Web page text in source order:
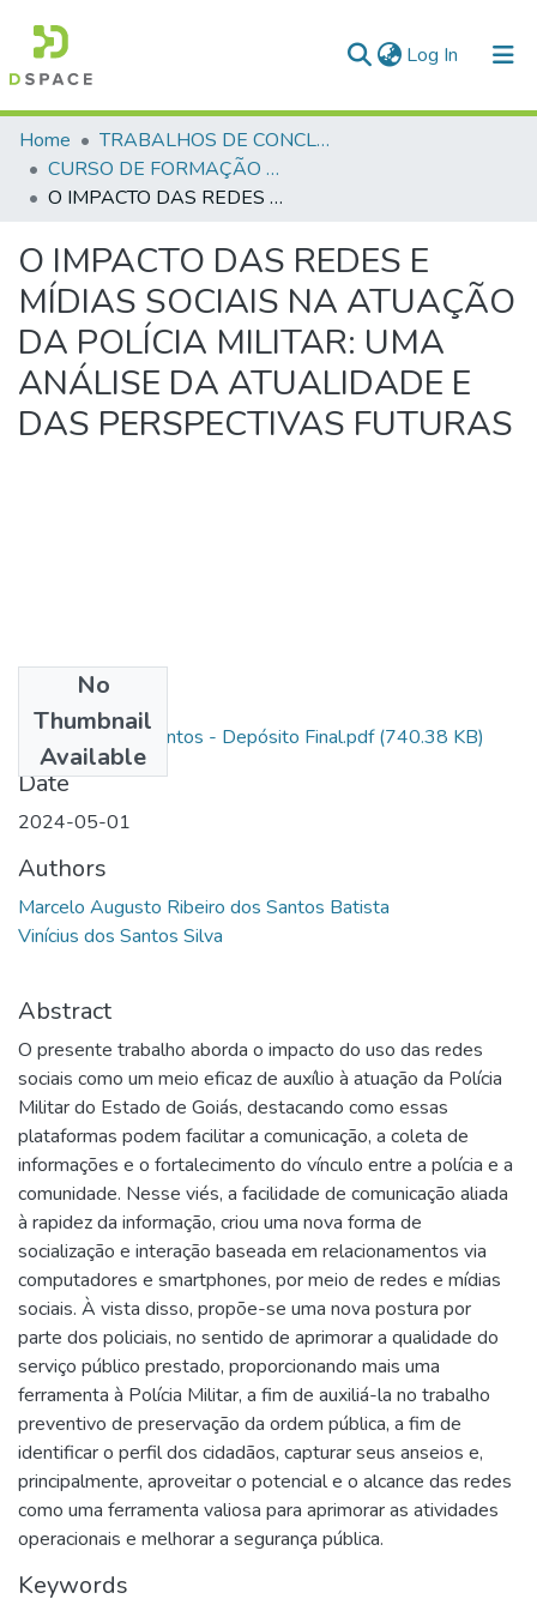
Log In (current)
Communities & Collections
All of DSpace
Home
TRABALHOS DE CONCLUSÃO DE CURSO - CFP (CURSO DE FORMAÇÃO DE PRAÇAS)
CURSO DE FORMAÇÃO DE PRAÇAS - CFP - 2024
O IMPACTO DAS REDES E MÍDIAS SOCIAIS NA ATUAÇÃO DA POLÍCIA MILITAR: UMA ANÁLISE DA ATUALIDADE E DAS PERSPECTIVAS FUTURAS
O IMPACTO DAS REDES E
MÍDIAS SOCIAIS NA ATUAÇÃO
DA POLÍCIA MILITAR: UMA
ANÁLISE DA ATUALIDADE E
DAS PERSPECTIVAS FUTURAS
No
Thumbnail
Available
Al SD Marcelo Santos - Depósito Final.pdf(740.38 KB)
Date
2024-05-01
Authors
Marcelo Augusto Ribeiro dos Santos Batista
Vinícius dos Santos Silva
Abstract
O presente trabalho aborda o impacto do uso das redes
sociais como um meio eficaz de auxílio à atuação da Polícia
Militar do Estado de Goiás, destacando como essas
plataformas podem facilitar a comunicação, a coleta de
informações e o fortalecimento do vínculo entre a polícia e a
comunidade. Nesse viés, a facilidade de comunicação aliada
à rapidez da informação, criou uma nova forma de
socialização e interação baseada em relacionamentos via
computadores e smartphones, por meio de redes e mídias
sociais. À vista disso, propõe-se uma nova postura por
parte dos policiais, no sentido de aprimorar a qualidade do
serviço público prestado, proporcionando mais uma
ferramenta à Polícia Militar, a fim de auxiliá-la no trabalho
preventivo de preservação da ordem pública, a fim de
identificar o perfil dos cidadãos, capturar seus anseios e,
principalmente, aproveitar o potencial e o alcance das redes
como uma ferramenta valiosa para aprimorar as atividades
operacionais e melhorar a segurança pública.
Keywords